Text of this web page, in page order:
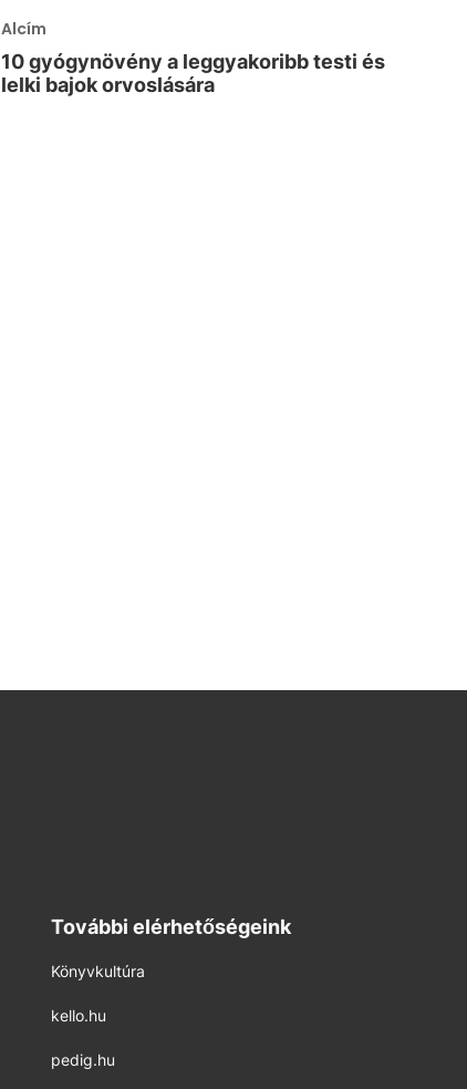
Alcím
10 gyógynövény a leggyakoribb testi és
lelki bajok orvoslására
További elérhetőségeink
Könyvkultúra
kello.hu
pedig.hu